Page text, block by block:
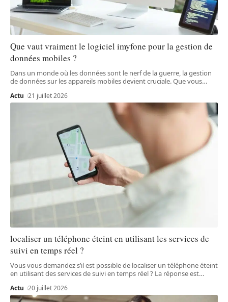
Que vaut vraiment le logiciel imyfone pour la gestion de
données mobiles ?
Dans un monde où les données sont le nerf de la guerre, la gestion
de données sur les appareils mobiles devient cruciale. Que vous…
Actu 21 juillet 2026
localiser un téléphone éteint en utilisant les services de
suivi en temps réel ?
Vous vous demandez s’il est possible de localiser un téléphone éteint
en utilisant des services de suivi en temps réel ? La réponse est…
Actu 20 juillet 2026